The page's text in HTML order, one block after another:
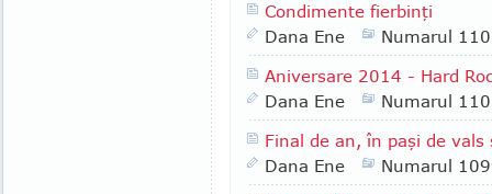
Condimente fierbinţi
Dana Ene
Numarul
Aniversare 2014 - Hard
Dana Ene
Numarul
Final de an, în paşi de vals
Dana Ene
Numarul